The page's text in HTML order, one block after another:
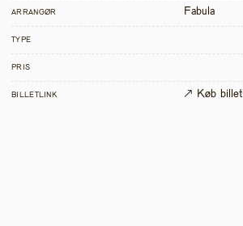
ARRANGØR Fabula
TYPE
PRIS
BILLETLINK ↗ Køb billet